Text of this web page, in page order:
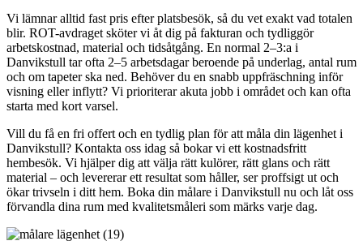
Vi lämnar alltid fast pris efter platsbesök, så du vet exakt vad totalen
blir. ROT-avdraget sköter vi åt dig på fakturan och tydliggör
arbetskostnad, material och tidsåtgång. En normal 2–3:a i
Danvikstull tar ofta 2–5 arbetsdagar beroende på underlag, antal rum
och om tapeter ska ned. Behöver du en snabb uppfräschning inför
visning eller inflytt? Vi prioriterar akuta jobb i området och kan ofta
starta med kort varsel.
Vill du få en fri offert och en tydlig plan för att måla din lägenhet i
Danvikstull? Kontakta oss idag så bokar vi ett kostnadsfritt
hembesök. Vi hjälper dig att välja rätt kulörer, rätt glans och rätt
material – och levererar ett resultat som håller, ser proffsigt ut och
ökar trivseln i ditt hem. Boka din målare i Danvikstull nu och låt oss
förvandla dina rum med kvalitetsmåleri som märks varje dag.